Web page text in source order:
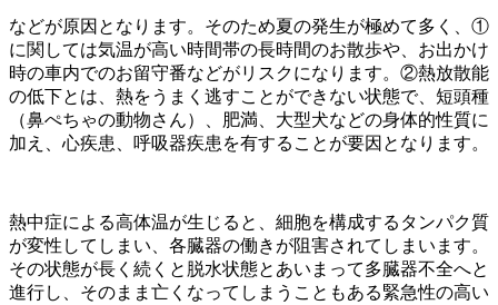
などが原因となります。そのため夏の発生が極めて多く、①
に関しては気温が高い時間帯の長時間のお散歩や、お出かけ
時の車内でのお留守番などがリスクになります。②熱放散能
の低下とは、熱をうまく逃すことができない状態で、短頭種
（鼻ぺちゃの動物さん）、肥満、大型犬などの身体的性質に
加え、心疾患、呼吸器疾患を有することが要因となります。
熱中症による高体温が生じると、細胞を構成するタンパク質
が変性してしまい、各臓器の働きが阻害されてしまいます。
その状態が長く続くと脱水状態とあいまって多臓器不全へと
進行し、そのまま亡くなってしまうこともある緊急性の高い